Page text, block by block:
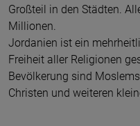
Großteil in den Städten.
Millionen.
Jordanien ist ein
Freiheit aller Religionen
Bevölkerung sind
Christen und weiteren